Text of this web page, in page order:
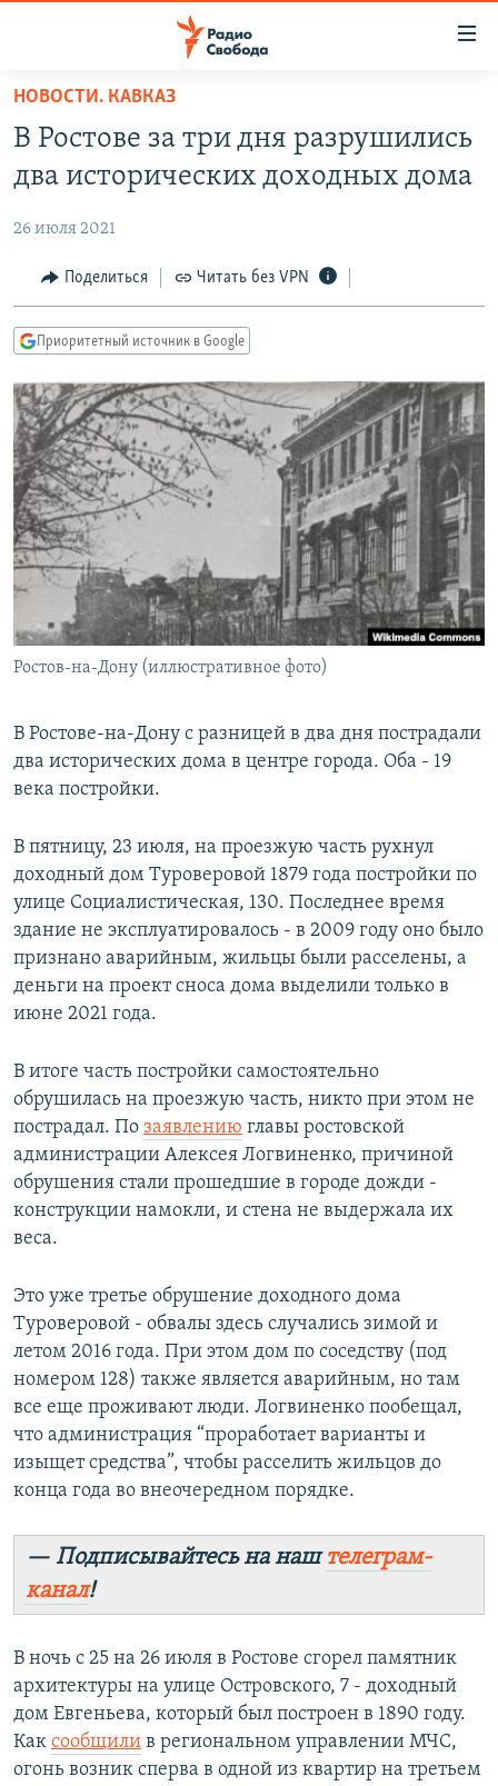
упрощенного
доступа
основному
Вернутся
главной
навигации
Вернутся
поиску
АВТОРСКИЕ ПРОЕКТЫ
ЦИТАТЫ СВОБОДЫ
МНЕНИЯ
IDEL.РЕАЛИИ
КАВКАЗ.РЕАЛИИ
СЕВЕР.РЕАЛИИ
СИБИРЬ.РЕАЛИИ
РАСПИСАНИЕ ВЕЩАНИЯ
ПОДПИШИТЕСЬ НА РАССЫЛКУ
СОЦИАЛЬНЫЕ СЕТИ
Все сайты РСЕ/РС
НОВОСТИ. КАВКАЗ
В Ростове за три дня разрушились
два исторических доходных дома
26 июля 2021
Поделиться Читать без VPN
Приоритетный источник в Google
Ростов-на-Дону (иллюстративное фото)
В Ростове-на-Дону с разницей в два дня пострадали
два исторических дома в центре города. Оба - 19
века постройки.
В пятницу, 23 июля, на проезжую часть рухнул
доходный дом Туроверовой 1879 года постройки по
улице Социалистическая, 130. Последнее время
здание не эксплуатировалось - в 2009 году оно было
признано аварийным, жильцы были расселены, а
деньги на проект сноса дома выделили только в
июне 2021 года.
В итоге часть постройки самостоятельно
обрушилась на проезжую часть, никто при этом не
пострадал. По заявлению главы ростовской
администрации Алексея Логвиненко, причиной
обрушения стали прошедшие в городе дожди -
конструкции намокли, и стена не выдержала их
веса.
Это уже третье обрушение доходного дома
Туроверовой - обвалы здесь случались зимой и
летом 2016 года. При этом дом по соседству (под
номером 128) также является аварийным, но там
все еще проживают люди. Логвиненко пообещал,
что администрация “проработает варианты и
изыщет средства”, чтобы расселить жильцов до
конца года во внеочередном порядке.
— Подписывайтесь на наштелеграм-
канал!
В ночь с 25 на 26 июля в Ростове сгорел памятник
архитектуры на улице Островского, 7 - доходный
дом Евгеньева, который был построен в 1890 году.
Как сообщили в региональном управлении МЧС,
огонь возник сперва в одной из квартир на третьем